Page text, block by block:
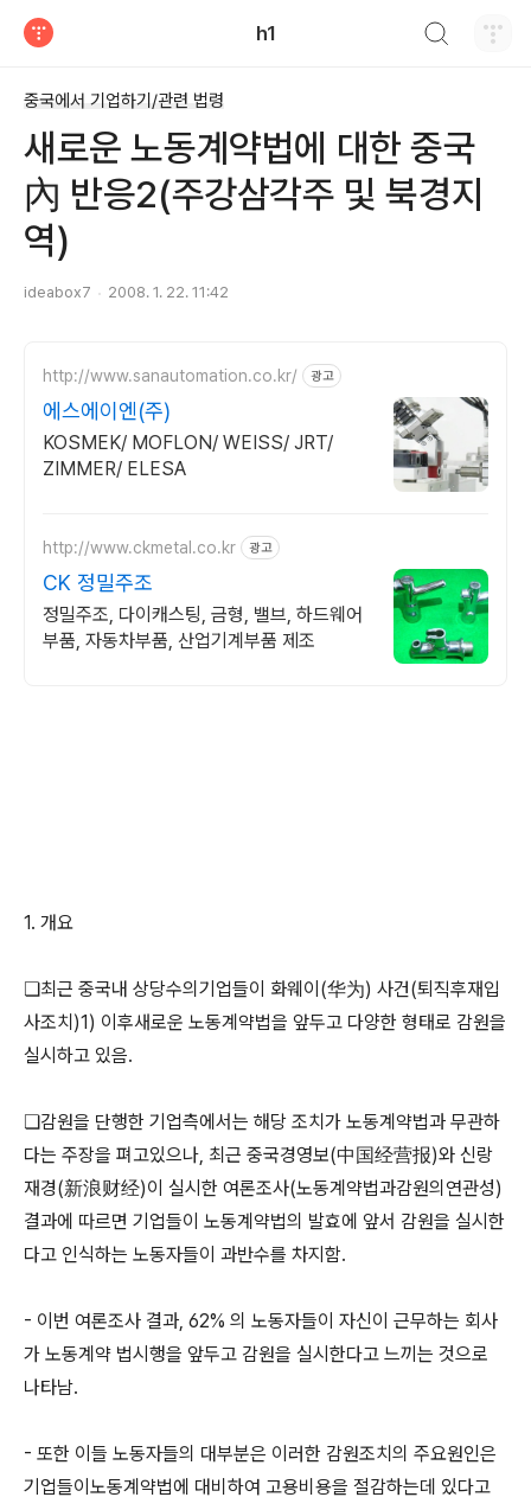
h1
중국에서 기업하기/관련 법령
새로운 노동계약법에 대한 중국
內 반응2(주강삼각주 및 북경지
역)
ideabox7 2008. 1. 22. 11:42
http://www.sanautomation.co.kr/ 광고
에스에이엔(주)
KOSMEK/ MOFLON/ WEISS/ JRT/
ZIMMER/ ELESA
http://www.ckmetal.co.kr 광고
CK 정밀주조
정밀주조, 다이캐스팅, 금형, 밸브, 하드웨어
부품, 자동차부품, 산업기계부품 제조
1. 개요
❏최근 중국내 상당수의기업들이 화웨이(华为) 사건(퇴직후재입
사조치)1) 이후새로운 노동계약법을 앞두고 다양한 형태로 감원을
실시하고 있음.
❏감원을 단행한 기업측에서는 해당 조치가 노동계약법과 무관하
다는 주장을 펴고있으나, 최근 중국경영보(中国经营报)와 신랑
재경(新浪财经)이 실시한 여론조사(노동계약법과감원의연관성)
결과에 따르면 기업들이 노동계약법의 발효에 앞서 감원을 실시한
다고 인식하는 노동자들이 과반수를 차지함.
- 이번 여론조사 결과, 62% 의 노동자들이 자신이 근무하는 회사
가 노동계약 법시행을 앞두고 감원을 실시한다고 느끼는 것으로
나타남.
- 또한 이들 노동자들의 대부분은 이러한 감원조치의 주요원인은
기업들이노동계약법에 대비하여 고용비용을 절감하는데 있다고